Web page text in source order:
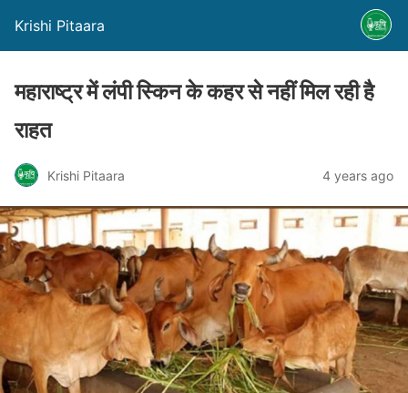
Krishi Pitaara
महाराष्ट्र में लंपी स्किन के कहर से नहीं मिल रही है
राहत
Krishi Pitaara 4 years ago